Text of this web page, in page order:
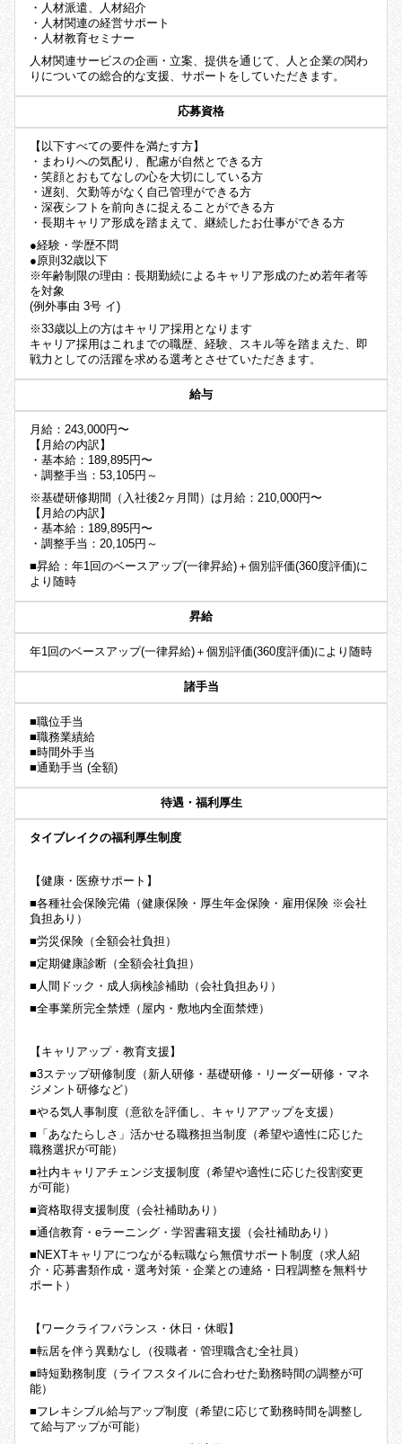
・人材派遣、人材紹介
・人材関連の経営サポート
・人材教育セミナー
人材関連サービスの企画・立案、提供を通じて、人と企業の関わ
りについての総合的な支援、サポートをしていただきます。
応募資格
【以下すべての要件を満たす方】
・まわりへの気配り、配慮が自然とできる方
・笑顔とおもてなしの心を大切にしている方
・遅刻、欠勤等がなく自己管理ができる方
・深夜シフトを前向きに捉えることができる方
・長期キャリア形成を踏まえて、継続したお仕事ができる方
●経験・学歴不問
●原則32歳以下
※年齢制限の理由：長期勤続によるキャリア形成のため若年者等
を対象
(例外事由 3号 イ)
※33歳以上の方はキャリア採用となります
キャリア採用はこれまでの職歴、経験、スキル等を踏まえた、即
戦力としての活躍を求める選考とさせていただきます。
給与
月給：243,000円〜
【月給の内訳】
・基本給：189,895円〜
・調整手当：53,105円～
※基礎研修期間（入社後2ヶ月間）は月給：210,000円〜
【月給の内訳】
・基本給：189,895円〜
・調整手当：20,105円～
■昇給：年1回のベースアップ(一律昇給)＋個別評価(360度評価)に
より随時
昇給
年1回のベースアップ(一律昇給)＋個別評価(360度評価)により随時
諸手当
■職位手当
■職務業績給
■時間外手当
■通勤手当 (全額)
待遇・福利厚生
タイブレイクの福利厚生制度
【健康・医療サポート】
■各種社会保険完備（健康保険・厚生年金保険・雇用保険 ※会社
負担あり）
■労災保険（全額会社負担）
■定期健康診断（全額会社負担）
■人間ドック・成人病検診補助（会社負担あり）
■全事業所完全禁煙（屋内・敷地内全面禁煙）
【キャリアップ・教育支援】
■3ステップ研修制度（新人研修・基礎研修・リーダー研修・マネ
ジメント研修など）
■やる気人事制度（意欲を評価し、キャリアアップを支援）
■「あなたらしさ」活かせる職務担当制度（希望や適性に応じた
職務選択が可能）
■社内キャリアチェンジ支援制度（希望や適性に応じた役割変更
が可能）
■資格取得支援制度（会社補助あり）
■通信教育・eラーニング・学習書籍支援（会社補助あり）
■NEXTキャリアにつながる転職なら無償サポート制度（求人紹
介・応募書類作成・選考対策・企業との連絡・日程調整を無料サ
ポート）
【ワークライフバランス・休日・休暇】
■転居を伴う異動なし（役職者・管理職含む全社員）
■時短勤務制度（ライフスタイルに合わせた勤務時間の調整が可
能）
■フレキシブル給与アップ制度（希望に応じて勤務時間を調整し
て給与アップが可能）